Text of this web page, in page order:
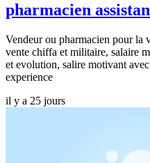
pharmacien
Vendeur ou pharmacien pour la
vente chiffa et militaire, salaire
et evolution, salire motivant
experience
il y a 25 jours